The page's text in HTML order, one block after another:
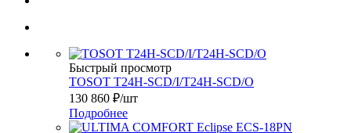
Быстрый просмотр
TOSOT T24H-SCD/I/T24H-SCD/O
130 860 ₽/шт
Подробнее